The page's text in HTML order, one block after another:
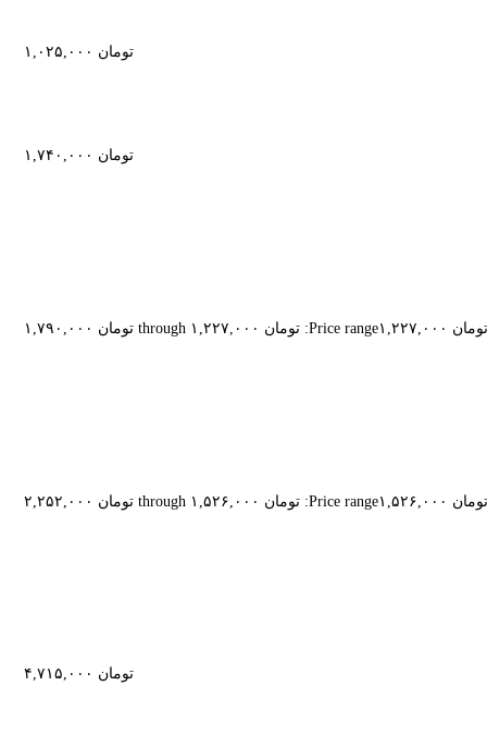
تومان
تومان
تومان Price range: تومان ۱,۲۲۷,۰۰۰ through تومان ۱,۷۹۰,۰۰۰
تومان Price range: تومان ۱,۵۲۶,۰۰۰ through تومان ۲,۲۵۲,۰۰۰
تومان